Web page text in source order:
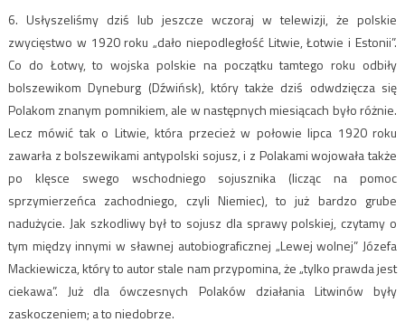
6. Usłyszeliśmy dziś lub jeszcze wczoraj w telewizji, że polskie
zwycięstwo w 1920 roku „dało niepodległość Litwie, Łotwie i Estonii”.
Co do Łotwy, to wojska polskie na początku tamtego roku odbiły
bolszewikom Dyneburg (Dźwińsk), który także dziś odwdzięcza się
Polakom znanym pomnikiem, ale w następnych miesiącach było różnie.
Lecz mówić tak o Litwie, która przecież w połowie lipca 1920 roku
zawarła z bolszewikami antypolski sojusz, i z Polakami wojowała także
po klęsce swego wschodniego sojusznika (licząc na pomoc
sprzymierzeńca zachodniego, czyli Niemiec), to już bardzo grube
nadużycie. Jak szkodliwy był to sojusz dla sprawy polskiej, czytamy o
tym między innymi w sławnej autobiograficznej „Lewej wolnej” Józefa
Mackiewicza, który to autor stale nam przypomina, że „tylko prawda jest
ciekawa”. Już dla ówczesnych Polaków działania Litwinów były
zaskoczeniem; a to niedobrze.